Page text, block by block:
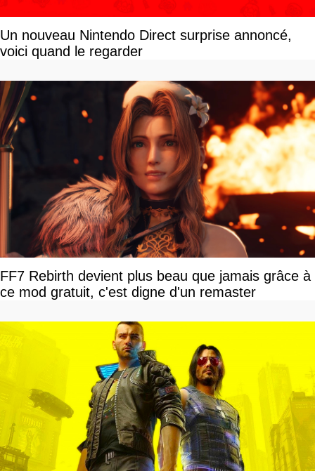
Un nouveau Nintendo Direct surprise annoncé,
voici quand le regarder
FF7 Rebirth devient plus beau que jamais grâce à
ce mod gratuit, c'est digne d'un remaster